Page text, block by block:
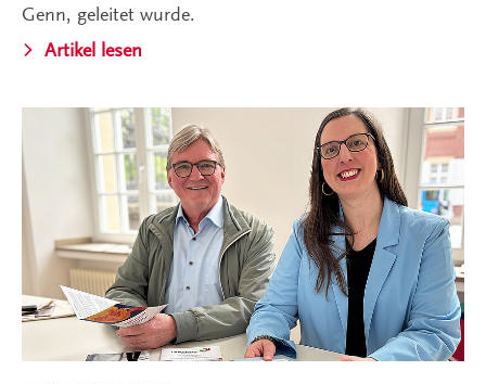
Genn, geleitet wurde.
Artikel lesen